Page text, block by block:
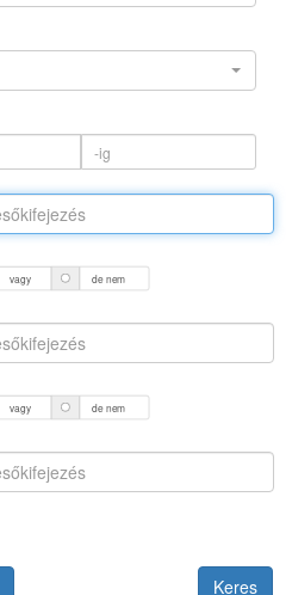
vagy de nem
vagy de nem